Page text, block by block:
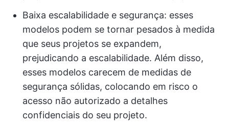
Baixa escalabilidade e segurança: esses
modelos podem se tornar pesados à medida
que seus projetos se expandem,
prejudicando a escalabilidade. Além disso,
esses modelos carecem de medidas de
segurança sólidas, colocando em risco o
acesso não autorizado a detalhes
confidenciais do seu projeto.